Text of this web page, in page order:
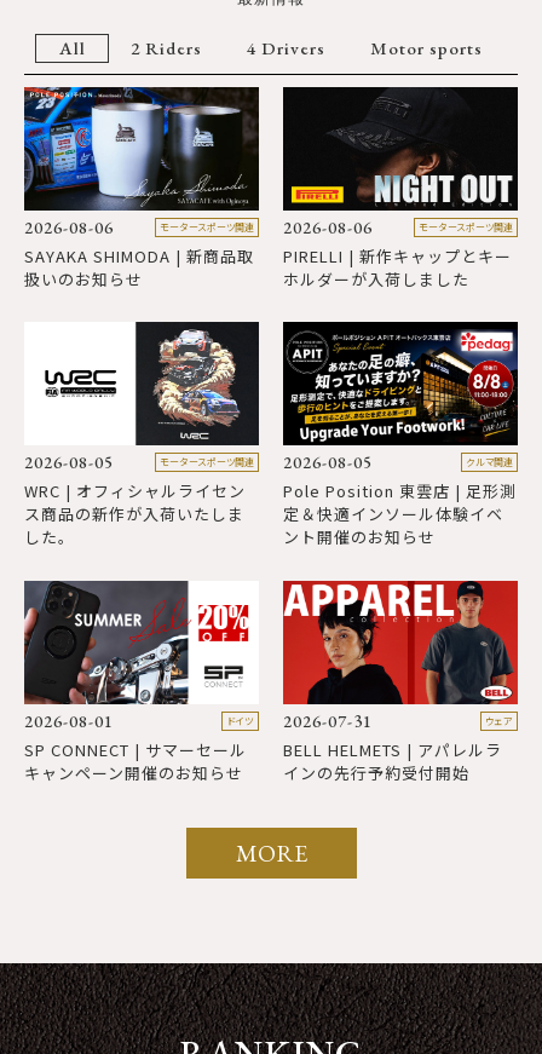
All 2 Riders 4 Drivers Motor sports
2026-08-06 モータースポーツ関連
SAYAKA SHIMODA | 新商品取
扱いのお知らせ
2026-08-06 モータースポーツ関連
PIRELLI | 新作キャップとキー
ホルダーが入荷しました
2026-08-05 モータースポーツ関連
WRC | オフィシャルライセン
ス商品の新作が入荷いたしま
した。
2026-08-05 クルマ関連
Pole Position 東雲店 | 足形測
定＆快適インソール体験イベ
ント開催のお知らせ
2026-08-01 ドイツ
SP CONNECT | サマーセール
キャンペーン開催のお知らせ
2026-07-31 ウェア
BELL HELMETS | アパレルラ
インの先行予約受付開始
MORE